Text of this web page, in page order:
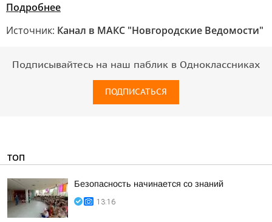
Подробнее
Источник: Канал в МАКС "Новгородские Ведомости"
Подписывайтесь на наш паблик в Одноклассниках
ПОДПИСАТЬСЯ
ТОП
Безопасность начинается со знаний
13:16